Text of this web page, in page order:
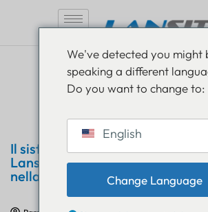
Il sistema di tracciamento dei
Lansitec introduce LoRaWAN e
nella logistica moderna
We've detected you might
speaking a different
Do you want to change to:
English
Change Language